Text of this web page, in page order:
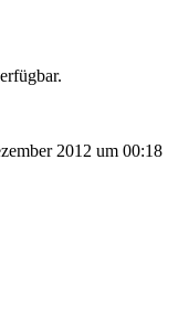
2012 um 00:18